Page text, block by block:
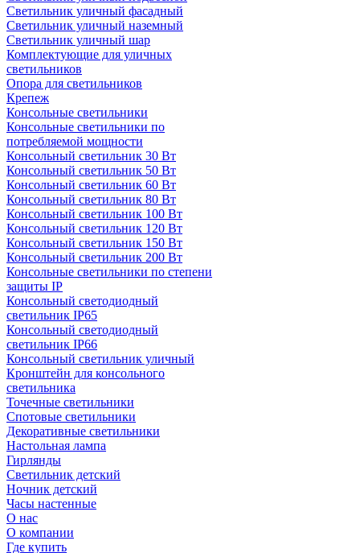
Светильник уличный фасадный
Светильник уличный наземный
Cветильник уличный шар
Комплектующие для уличных
светильников
Опора для светильников
Крепеж
Консольные светильники
Консольные светильники по
потребляемой мощности
Консольный светильник 30 Вт
Консольный светильник 50 Вт
Консольный светильник 60 Вт
Консольный светильник 80 Вт
Консольный светильник 100 Вт
Консольный светильник 120 Вт
Консольный светильник 150 Вт
Консольный светильник 200 Вт
Консольные светильники по степени
защиты IP
Консольный светодиодный
светильник IP65
Консольный светодиодный
светильник IP66
Консольный светильник уличный
Кронштейн для консольного
светильника
Точечные светильники
Спотовые светильники
Декоративные светильники
Настольная лампа
Гирлянды
Светильник детский
Ночник детский
Часы настенные
О нас
О компании
Где купить